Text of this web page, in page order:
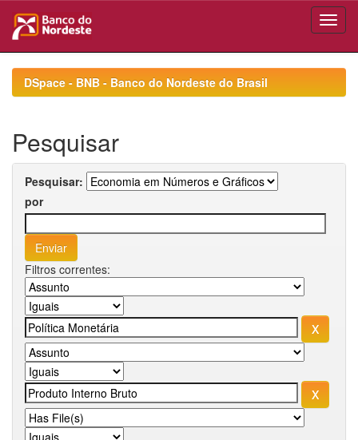
navigationDSpace - BNB - Banco do Nordeste do Brasil
Pesquisar
Pesquisar:
por
Filtros correntes: